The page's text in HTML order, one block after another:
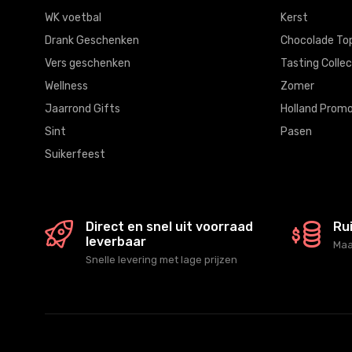
WK voetbal
Kerst
Drank Geschenken
Chocolade
Vers geschenken
Tasting
Wellness
Zomer
Jaarrond Gifts
Holland
Sint
Pasen
Suikerfeest
Direct en snel uit voorraad
leverbaar
Snelle levering met lage prijzen